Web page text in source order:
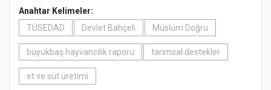
Anahtar Kelimeler:
TÜSEDAD
Devlet Bahçeli Müslüm Doğru
büyükbaş hayvancılık raporu tarımsal destekler
et ve süt üretimi